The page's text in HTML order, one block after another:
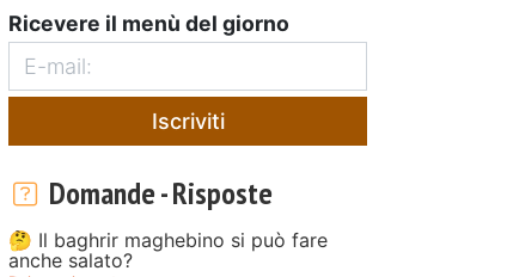
Ricevere il menù del giorno
Iscriviti
Domande - Risposte
🤔 Il baghrir maghebino si può fare
anche salato?